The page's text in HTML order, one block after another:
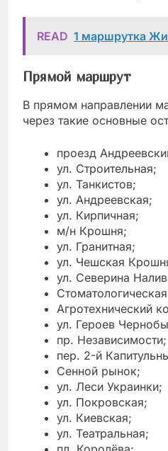
READ 1 маршрутка
Прямой маршрут
В прямом направлении
через такие основные
проезд
ул. Строительная;
ул. Танкистов;
ул. Андреевская;
ул. Кирпичная;
м/н Крошня;
ул. Гранитная;
ул. Чешская
ул. Северина
Агротехнический
ул. Героев
пр. Независимости;
пер. 2-й
Сенной рынок;
ул. Леси Украинки;
ул. Покровская;
ул. Киевская;
ул. Театральная;